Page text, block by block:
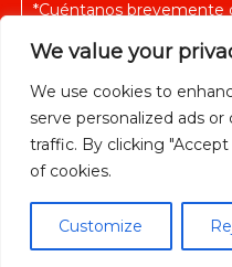
We value your
We use cookies to
serve personalized ads
traffic. By clicking
of cookies.
Customize
He leido y acepto la política de